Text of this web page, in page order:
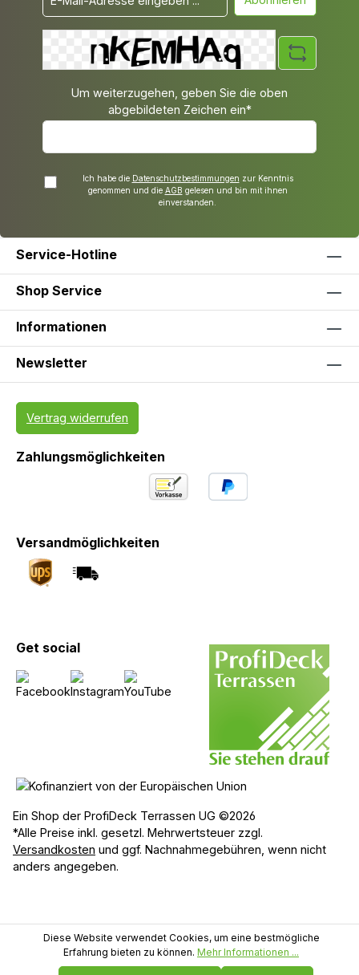
Um weiterzugehen, geben Sie die oben
abgebildeten Zeichen ein*
Ich habe die Datenschutzbestimmungen zur Kenntnis
genommen und die AGB gelesen und bin mit ihnen
einverstanden.
Service-Hotline
Shop Service
Informationen
Newsletter
Vertrag widerrufen
Zahlungsmöglichkeiten
Versandmöglichkeiten
Get social
Ein Shop der ProfiDeck Terrassen UG ©2026
*Alle Preise inkl. gesetzl. Mehrwertsteuer zzgl.
Versandkosten und ggf. Nachnahmegebühren, wenn nicht
anders angegeben.
Diese Website verwendet Cookies, um eine bestmögliche
Erfahrung bieten zu können. Mehr Informationen ...